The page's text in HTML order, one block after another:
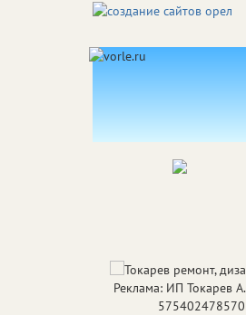
Реклама: ИП Токарев
575402478570